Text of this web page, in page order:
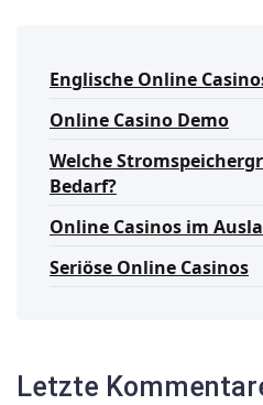
Englische Online
Online Casino Demo
Welche
Bedarf?
Online Casinos im
Seriöse Online Casinos
Letzte